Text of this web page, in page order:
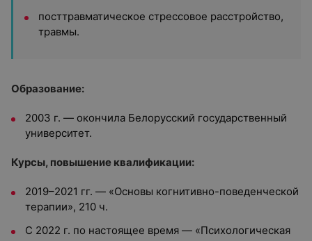
посттравматическое стрессовое расстройство,
травмы.
Образование:
2003 г. — окончила Белорусский государственный
университет.
Курсы, повышение квалификации:
2019–2021 гг. — «Основы когнитивно-поведенческой
терапии», 210 ч.
С 2022 г. по настоящее время — «Психологическая